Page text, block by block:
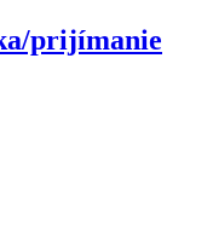
prijímanie